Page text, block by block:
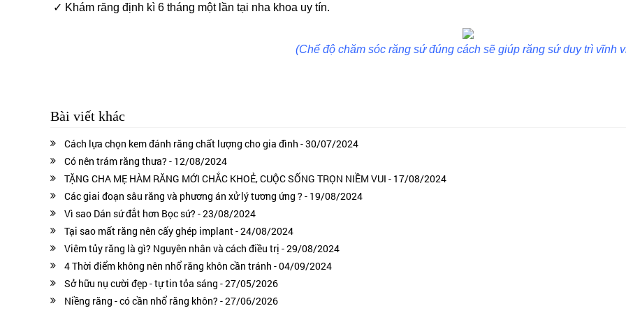
✓ Khám răng định kì 6 tháng một lần tại nha khoa uy tín.
(Chế độ chăm sóc răng sứ đúng cách sẽ giúp răng sứ duy trì vĩnh
Bài viết khác
Cách lựa chọn kem đánh răng chất lượng cho gia đình - 30/07/2024
Có nên trám răng thưa? - 12/08/2024
TẶNG CHA MẸ HÀM RĂNG MỚI CHẮC KHOẺ, CUỘC SỐNG TRỌN NIỀM VUI - 17/08/2024
Các giai đoạn sâu răng và phương án xử lý tương ứng ? - 19/08/2024
Vì sao Dán sứ đắt hơn Bọc sứ? - 23/08/2024
Tại sao mất răng nên cấy ghép implant - 24/08/2024
Viêm tủy răng là gì? Nguyên nhân và cách điều trị - 29/08/2024
4 Thời điểm không nên nhổ răng khôn cần tránh - 04/09/2024
Sở hữu nụ cười đẹp - tự tin tỏa sáng - 27/05/2026
Niềng răng - có cần nhổ răng khôn? - 27/06/2026